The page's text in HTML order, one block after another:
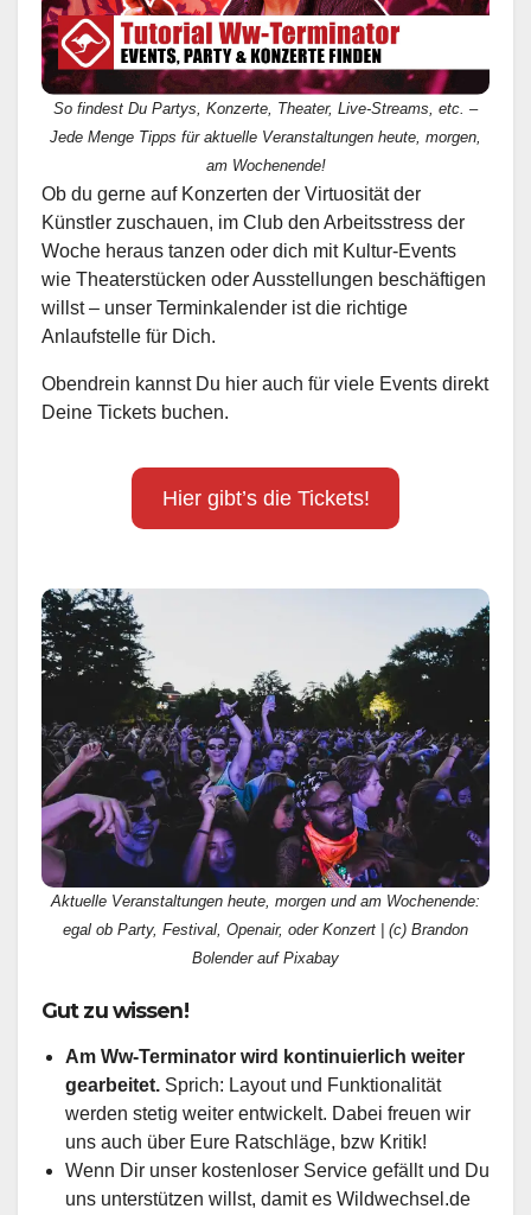
So findest Du Partys, Konzerte, Theater, Live-Streams, etc. –
Jede Menge Tipps für aktuelle Veranstaltungen heute, morgen,
am Wochenende!
Ob du gerne auf Konzerten der Virtuosität der
Künstler zuschauen, im Club den Arbeitsstress der
Woche heraus tanzen oder dich mit Kultur-Events
wie Theaterstücken oder Ausstellungen beschäftigen
willst – unser Terminkalender ist die richtige
Anlaufstelle für Dich.
Obendrein kannst Du hier auch für viele Events direkt
Deine Tickets buchen.
Hier gibt’s die Tickets!
Aktuelle Veranstaltungen heute, morgen und am Wochenende:
egal ob Party, Festival, Openair, oder Konzert | (c) Brandon
Bolender auf Pixabay
Gut zu wissen!
Am Ww-Terminator wird kontinuierlich weiter
gearbeitet. Sprich: Layout und Funktionalität
werden stetig weiter entwickelt. Dabei freuen wir
uns auch über Eure Ratschläge, bzw Kritik!
Wenn Dir unser kostenloser Service gefällt und Du
uns unterstützen willst, damit es Wildwechsel.de